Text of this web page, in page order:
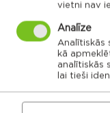
Vairāk
vietni nav
Analīze
Analītiskās
kā
analītiskās
lai tieši